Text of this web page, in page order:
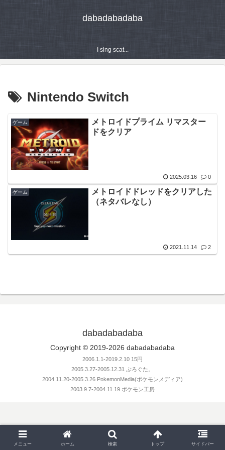
dabadabadaba
I sing scat...
Nintendo Switch
ゲーム
メトロイドプライム リマスター
ドをクリア
2025.03.16 0
ゲーム
メトロイドドレッドをクリアした
（ネタバレなし）
2021.11.14 2
dabadabadaba
Copyright © 2019-2026 dabadabadaba
2006.1.1-2019.2.10 15円
2005.3.27-2005.12.31 ぶろぐた。
2004.11.20-2005.3.26 PokemonMedia(ポケモンメディア)
2003.9.7-2004.11.19 ポケモン工房
メニュー ホーム 検索 トップ サイドバー